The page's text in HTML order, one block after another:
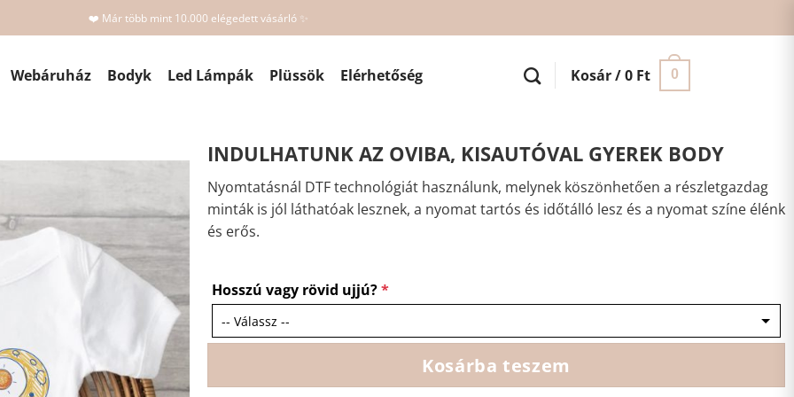
❤️ Már több mint 10.000 elégedett vásárló ✨
Webáruház Bodyk Led Lámpák Plüssök Elérhetőség Kosár /0 Ft 0
INDULHATUNK AZ OVIBA, KISAUTÓVAL GYEREK BODY
Nyomtatásnál DTF technológiát használunk, melynek köszönhetően a részletgazdag
minták is jól láthatóak lesznek, a nyomat tartós és időtálló lesz és a nyomat színe élénk
és erős.
Hosszú vagy rövid ujjú?*
Kosárba teszem